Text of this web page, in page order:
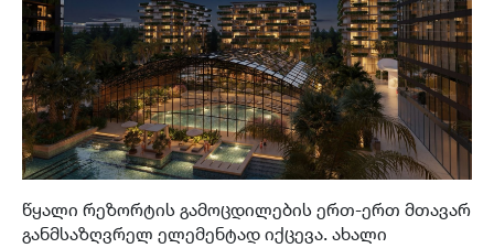
წყალი რეზორტის გამოცდილების ერთ-ერთ მთავარ
განმსაზღვრელ ელემენტად იქცევა. ახალი